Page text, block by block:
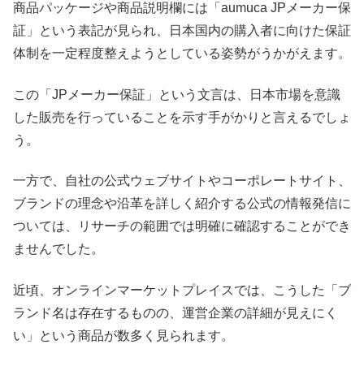
商品パッケージや商品説明欄には「aumuca JPメーカー保
証」という表記が見られ、日本国内の購入者に向けた保証
体制を一定程度整えようとしている姿勢がうかがえます。
この「JPメーカー保証」という文言は、日本市場を意識
した販売を行っていることを示す手がかりと言えるでしょ
う。
一方で、自社の公式ウェブサイトやコーポレートサイト、
ブランドの理念や沿革を詳しく紹介する公式の情報発信に
ついては、リサーチの範囲では明確に確認することができ
ませんでした。
近頃、オンラインマーケットプレイスでは、こうした「ブ
ランド名は存在するものの、運営企業の詳細が見えにく
い」という商品が数多く見られます。